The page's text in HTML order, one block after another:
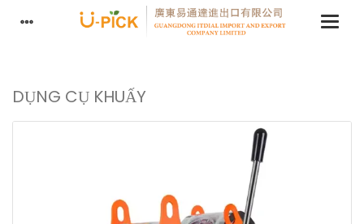
DỤNG CỤ KHUẤY